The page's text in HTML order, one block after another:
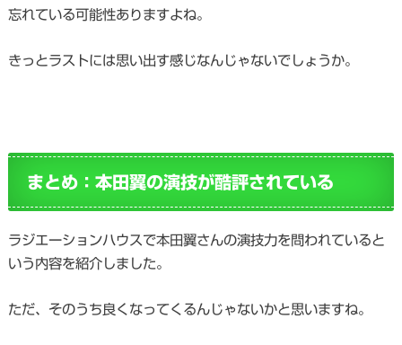
忘れている可能性ありますよね。
きっとラストには思い出す感じなんじゃないでしょうか。
まとめ：本田翼の演技が酷評されている
ラジエーションハウスで本田翼さんの演技力を問われていると
いう内容を紹介しました。
ただ、そのうち良くなってくるんじゃないかと思いますね。